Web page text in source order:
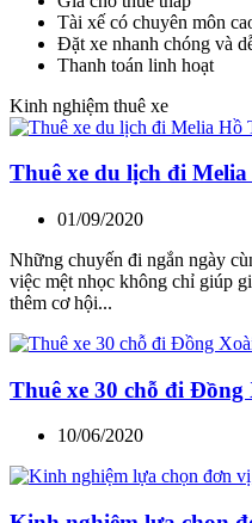
Tài xế có chuyên môn
Đặt xe nhanh chóng và
Thanh toán linh hoạt
Kinh nghiệm thuê xe
Thuê xe du lịch đi
01/09/2020
Những chuyến đi ngắn ngày
việc mệt nhọc không chỉ giúp
thêm cơ hội...
Thuê xe 30 chỗ đi
10/06/2020